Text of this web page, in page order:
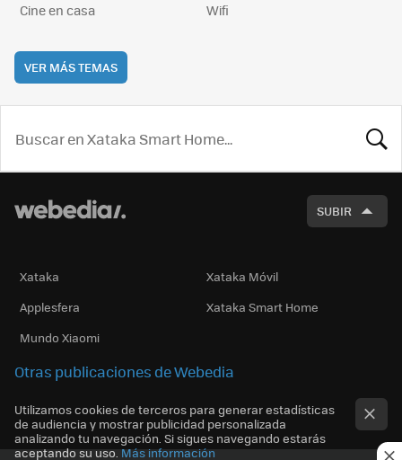
Cine en casa
Wifi
VER MÁS TEMAS
SUBIR
Xataka
Xataka Móvil
Applesfera
Xataka Smart Home
Mundo Xiaomi
Otras publicaciones de Webedia
Utilizamos cookies de terceros para generar estadísticas
de audiencia y mostrar publicidad personalizada
analizando tu navegación. Si sigues navegando estarás
aceptando su uso. Más información